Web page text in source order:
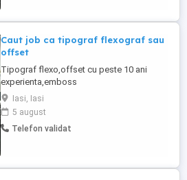
Caut job ca tipograf flexograf sau
offset
Tipograf flexo,offset cu peste 10 ani
experienta,emboss
3d,serigrafie,deboss,holograme,cerneala
termosensibila si fluorescenta,etichete
multipagina,hotfoil,coldfoil. Operator
masina de confecționat sacoșe si pungi
Iasi, Iasi
5 august
Telefon validat